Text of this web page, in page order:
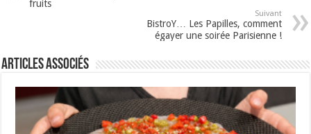
fruits
Suivant
BistroY… Les Papilles, comment
égayer une soirée Parisienne !
Articles associés